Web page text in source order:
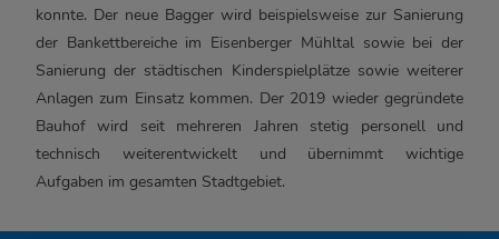
konnte. Der neue Bagger wird beispielsweise zur Sanierung
der Bankettbereiche im Eisenberger Mühltal sowie bei der
Sanierung der städtischen Kinderspielplätze sowie weiterer
Anlagen zum Einsatz kommen. Der 2019 wieder gegründete
Bauhof wird seit mehreren Jahren stetig personell und
technisch weiterentwickelt und übernimmt wichtige
Aufgaben im gesamten Stadtgebiet.